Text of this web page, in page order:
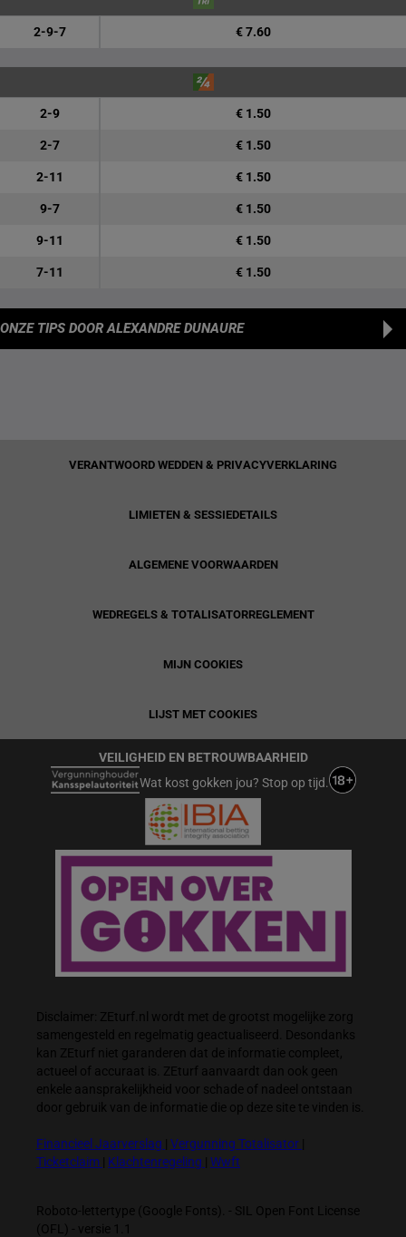
2-9-7 € 7.60
2-9 € 1.50
2-7 € 1.50
2-11 € 1.50
9-7 € 1.50
9-11 € 1.50
7-11 € 1.50
ONZE TIPS DOOR ALEXANDRE DUNAURE
VERANTWOORD WEDDEN & PRIVACYVERKLARING
LIMIETEN & SESSIEDETAILS
ALGEMENE VOORWAARDEN
WEDREGELS & TOTALISATORREGLEMENT
MIJN COOKIES
LIJST MET COOKIES
VEILIGHEID EN BETROUWBAARHEID
Wat kost gokken jou? Stop op tijd.
Disclaimer: ZEturf.nl wordt met de grootst mogelijke zorg
samengesteld en regelmatig geactualiseerd. Desondanks
kan ZEturf niet garanderen dat de informatie compleet,
actueel of accuraat is. ZEturf aanvaardt dan ook geen
enkele aansprakelijkheid voor schade of nadeel ontstaan
door gebruik van de informatie die op deze site te vinden is.
Financieel Jaarverslag Vergunning Totalisator
Ticketclaim
Klachtenregeling Wwft
Roboto-lettertype (Google Fonts). - SIL Open Font License
(OFL) - versie 1.1